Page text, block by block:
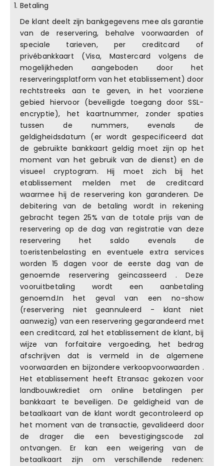
Betaling
De klant deelt zijn bankgegevens mee als garantie
van de reservering, behalve voorwaarden of
speciale tarieven, per creditcard of
privébankkaart (Visa, Mastercard volgens de
mogelijkheden aangeboden door het
reserveringsplatform van het etablissement) door
rechtstreeks aan te geven, in het voorziene
gebied hiervoor (beveiligde toegang door SSL-
encryptie), het kaartnummer, zonder spaties
tussen de nummers, evenals de
geldigheidsdatum (er wordt gespecificeerd dat
de gebruikte bankkaart geldig moet zijn op het
moment van het gebruik van de dienst) en de
visueel cryptogram. Hij moet zich bij het
etablissement melden met de creditcard
waarmee hij de reservering kon garanderen. De
debitering van de betaling wordt in rekening
gebracht tegen 25% van de totale prijs van de
reservering op de dag van registratie van deze
reservering het saldo evenals de
toeristenbelasting en eventuele extra services
worden 15 dagen voor de eerste dag van de
genoemde reservering geïncasseerd . Deze
vooruitbetaling wordt een aanbetaling
genoemd.In het geval van een no-show
(reservering niet geannuleerd - klant niet
aanwezig) van een reservering gegarandeerd met
een creditcard, zal het etablissement de klant, bij
wijze van forfaitaire vergoeding, het bedrag
afschrijven dat is vermeld in de algemene
voorwaarden en bijzondere verkoopvoorwaarden .
Het etablissement heeft Etransac gekozen voor
landbouwkrediet om online betalingen per
bankkaart te beveiligen. De geldigheid van de
betaalkaart van de klant wordt gecontroleerd op
het moment van de transactie, gevalideerd door
de drager die een bevestigingscode zal
ontvangen. Er kan een weigering van de
betaalkaart zijn om verschillende redenen: